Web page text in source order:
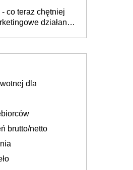
co teraz chętniej
działania
dla
brutto/netto